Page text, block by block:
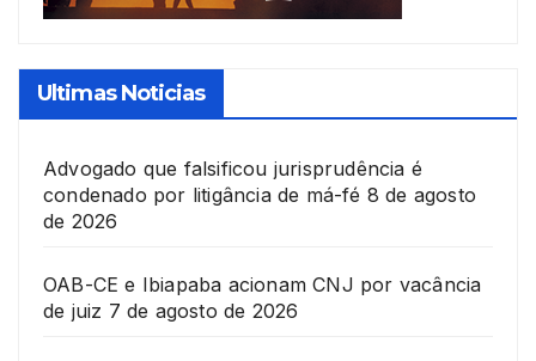
Ultimas Noticias
Advogado que falsificou jurisprudência é
condenado por litigância de má-fé 8 de agosto
de 2026
OAB-CE e Ibiapaba acionam CNJ por vacância
de juiz 7 de agosto de 2026